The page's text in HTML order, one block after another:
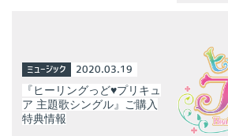
ミュージック 2020.03.19
『ヒーリングっど♥プリキュ
ア 主題歌シングル』ご購入
特典情報